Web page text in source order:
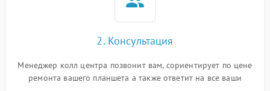
Питание и аккумулятор
2. Консультация
Менеджер колл центра позвонит вам, сориентирует по цене
ремонта вашего планшета а также ответит на все ваши